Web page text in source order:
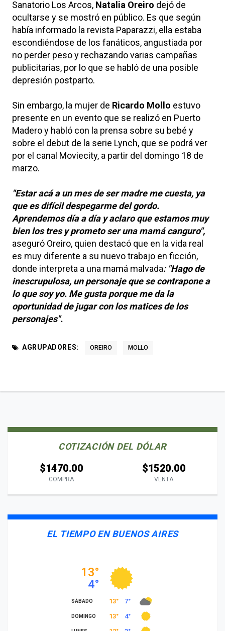
Sanatorio Los Arcos, Natalia Oreiro dejó de
ocultarse y se mostró en público. Es que según
había informado la revista Paparazzi, ella estaba
escondiéndose de los fanáticos, angustiada por
no perder peso y rechazando varias campañas
publicitarias, por lo que se habló de una posible
depresión postparto.
Sin embargo, la mujer de Ricardo Mollo estuvo
presente en un evento que se realizó en Puerto
Madero y habló con la prensa sobre su bebé y
sobre el debut de la serie Lynch, que se podrá ver
por el canal Moviecity, a partir del domingo 18 de
marzo.
"Estar acá a un mes de ser madre me cuesta, ya
que es difícil despegarme del gordo.
Aprendemos día a día y aclaro que estamos muy
bien los tres y prometo ser una mamá canguro",
aseguró Oreiro, quien destacó que en la vida real
es muy diferente a su nuevo trabajo en ficción,
donde interpreta a una mamá malvada: "Hago de
inescrupulosa, un personaje que se contrapone a
lo que soy yo. Me gusta porque me da la
oportunidad de jugar con los matices de los
personajes".
AGRUPADORES: OREIRO MOLLO
COTIZACIÓN DEL DÓLAR
$1470.00
COMPRA
$1520.00
VENTA
EL TIEMPO EN BUENOS AIRES